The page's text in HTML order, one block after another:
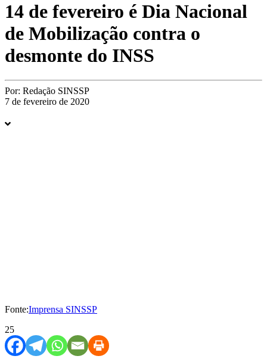
14 de fevereiro é Dia Nacional
de Mobilização contra o
desmonte do INSS
Por: Redação SINSSP
7 de fevereiro de 2020
Fonte:Imprensa SINSSP
25